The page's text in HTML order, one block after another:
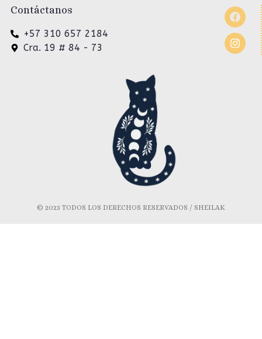
Contáctanos
+57 310 657 2184
Cra. 19 # 84 - 73
© 2023 TODOS LOS DERECHOS RESERVADOS / SHEILAK